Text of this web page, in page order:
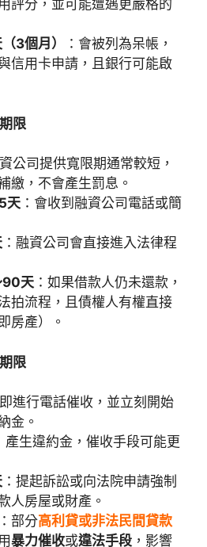
評分，並可能遭遇更嚴格的
3個月）
：會被列為呆帳，
信用卡申請，且銀行可能啟
限
資公司提供寬限期通常較短，
繳，不會產生罰息。
天 ：會收到融資公司電話或簡
：融資公司會直接進入法律程
90天 ：如果借款人仍未還款，
拍流程，且債權人有權直接
房產）。
限
即進行電話催收，並立刻開始
金。
產生違約金，催收手段可能更
：提起訴訟或向法院申請強制
人房屋或財產。
：部分高利貸或非法民間貸款
暴力催收或違法手段 ，影響